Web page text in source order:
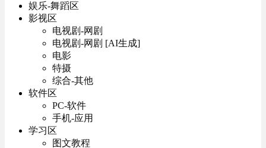
娱乐-舞蹈区
影视区
电视剧-网剧
电视剧-网剧 [AI生成]
电影
特摄
综合-其他
软件区
PC-软件
手机-应用
学习区
图文教程